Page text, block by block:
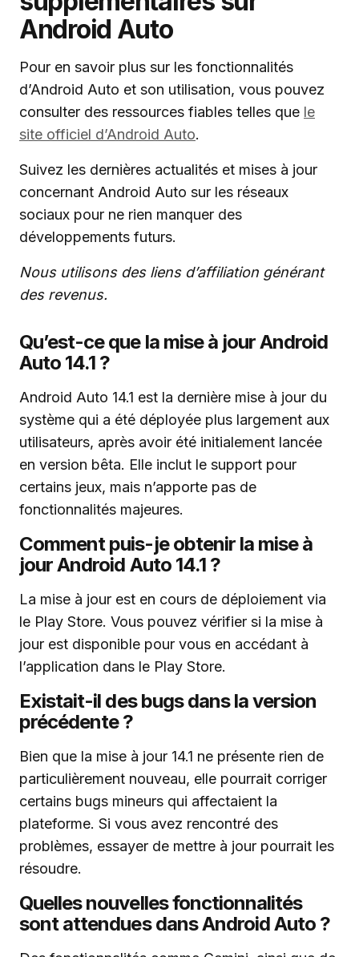
Android Auto
Pour en savoir plus sur les fonctionnalités
d’Android Auto et son utilisation, vous pouvez
consulter des ressources fiables telles que le
site officiel d’Android Auto.
Suivez les dernières actualités et mises à jour
concernant Android Auto sur les réseaux
sociaux pour ne rien manquer des
développements futurs.
Nous utilisons des liens d’affiliation générant
des revenus.
Qu’est-ce que la mise à jour Android
Auto 14.1 ?
Android Auto 14.1 est la dernière mise à jour du
système qui a été déployée plus largement aux
utilisateurs, après avoir été initialement lancée
en version bêta. Elle inclut le support pour
certains jeux, mais n’apporte pas de
fonctionnalités majeures.
Comment puis-je obtenir la mise à
jour Android Auto 14.1 ?
La mise à jour est en cours de déploiement via
le Play Store. Vous pouvez vérifier si la mise à
jour est disponible pour vous en accédant à
l’application dans le Play Store.
Existait-il des bugs dans la version
précédente ?
Bien que la mise à jour 14.1 ne présente rien de
particulièrement nouveau, elle pourrait corriger
certains bugs mineurs qui affectaient la
plateforme. Si vous avez rencontré des
problèmes, essayer de mettre à jour pourrait les
résoudre.
Quelles nouvelles fonctionnalités
sont attendues dans Android Auto ?